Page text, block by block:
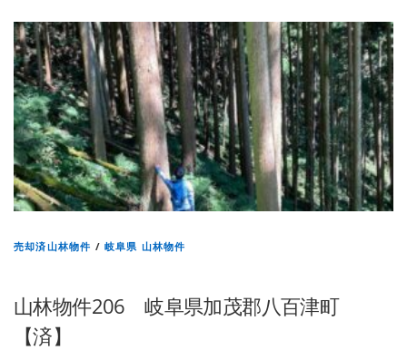
売却済山林物件 /岐阜県 山林物件
山林物件206 岐阜県加茂郡八百津町
【済】